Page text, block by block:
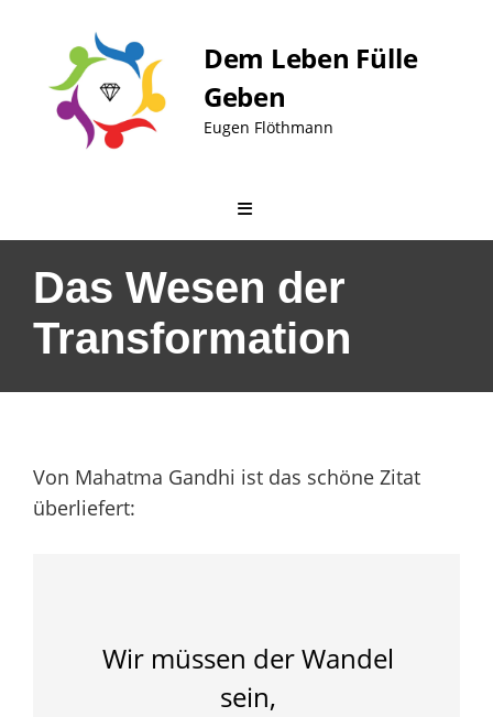
content
Dem Leben Fülle
Geben
Eugen Flöthmann
Das Wesen der
Transformation
Von Mahatma Gandhi ist das schöne Zitat
überliefert:
Wir müssen der Wandel
sein,